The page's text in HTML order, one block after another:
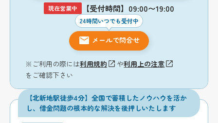
現在営業中 【受付時間】09:00〜19:00
24時間いつでも受付中
メールで問合せ
※ご利用の際には利用規約 や利用上の注意
をご確認下さい
【北新地駅徒歩4分】全国で蓄積したノウハウを活か
し、借金問題の根本的な解決を後押しいたします